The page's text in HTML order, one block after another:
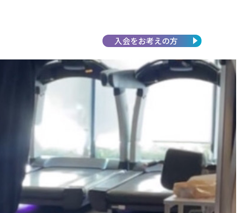
入会をお考えの方